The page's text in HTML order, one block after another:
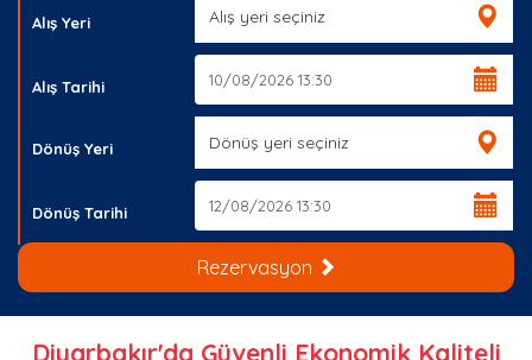
ÜYE GİRİŞİ
Alış Yeri
Alış Tarihi
Dönüş Yeri
Dönüş Tarihi
Rezervasyon
Diyarbakır'da Güvenli Ekonomik Kaliteli